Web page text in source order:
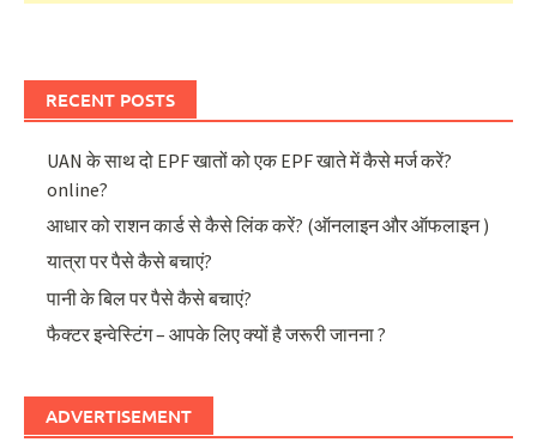
RECENT POSTS
UAN के साथ दो EPF खातों को एक EPF खाते में कैसे मर्ज करें?
online?
आधार को राशन कार्ड से कैसे लिंक करें? (ऑनलाइन और ऑफलाइन )
यात्रा पर पैसे कैसे बचाएं?
पानी के बिल पर पैसे कैसे बचाएं?
फैक्टर इन्वेस्टिंग – आपके लिए क्यों है जरूरी जानना ?
ADVERTISEMENT